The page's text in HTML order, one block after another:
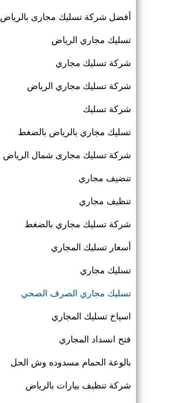
أفضل شركة تسليك مجارى بالرياض
تسليك مجاري الرياض
شركة تسليك مجاري
شركة تسليك مجاري الرياض
شركة تسليك
تسليك مجاري بالرياض بالضغط
شركة تسليك مجارى شمال الرياض
تنضيف مجاري
تنظيف مجاري
شركة تسليك مجاري بالضغط
أسعار تسليك المجاري
تسليك مجاري
تسليك مجاري الصرف الصحي
اسياخ تسليك المجاري
فتح انسداد المجاري
بالوعة الحمام مسدوده وش الحل
شركة تنظيف بيارات بالرياض